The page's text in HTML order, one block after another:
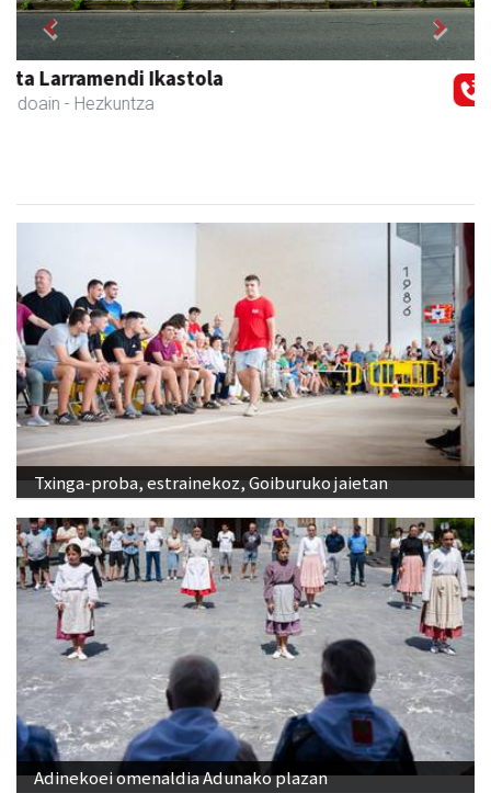
Bengoetxea autoeskola
Andoain - Autoeskolak
Previous Next
Txinga-proba, estrainekoz, Goiburuko jaietan
Adinekoei omenaldia Adunako plazan